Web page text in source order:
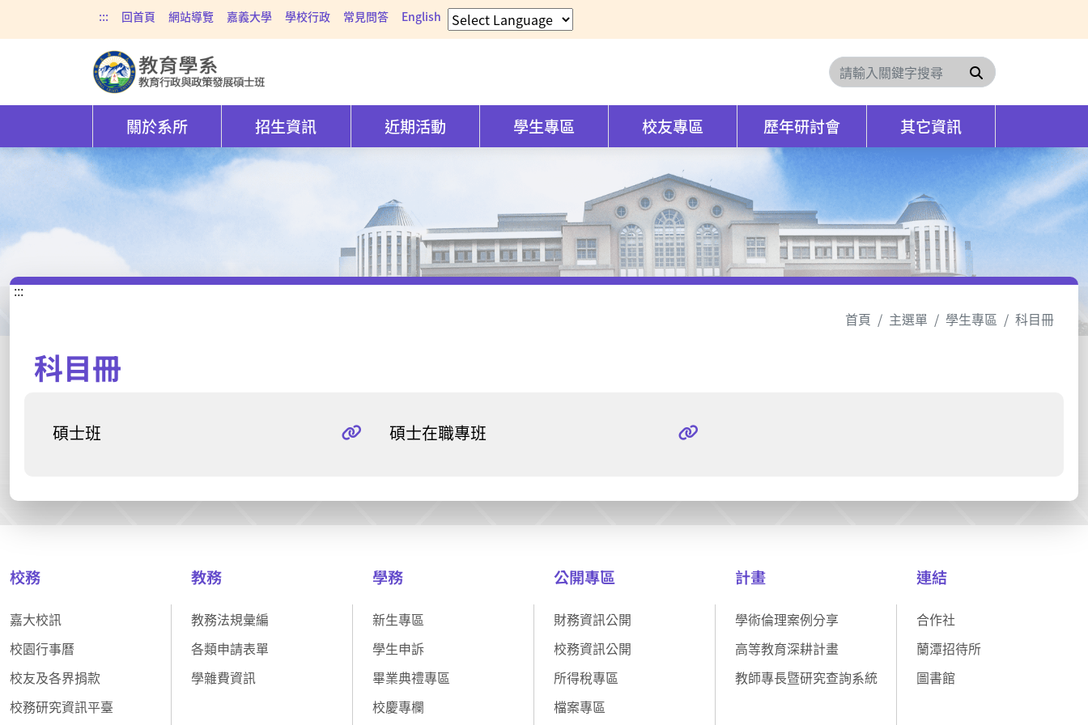
::: 回首頁 網站導覽 嘉義大學 學校行政 常見問答 English
搜尋
關於系所 招生資訊 近期活動 學生專區 校友專區 歷年研討會 其它資訊
:::
首頁
主選單 學生專區 科目冊
科目冊
碩士班 碩士在職專班
校務
嘉大校訊
校園行事曆
校友及各界捐款
校務研究資訊平臺
教務
教務法規彙編
各類申請表單
學雜費資訊
學務
新生專區
學生申訴
畢業典禮專區
校慶專欄
公開專區
財務資訊公開
校務資訊公開
所得稅專區
檔案專區
計畫
學術倫理案例分享
高等教育深耕計畫
教師專長暨研究查詢系統
連結
合作社
蘭潭招待所
圖書館